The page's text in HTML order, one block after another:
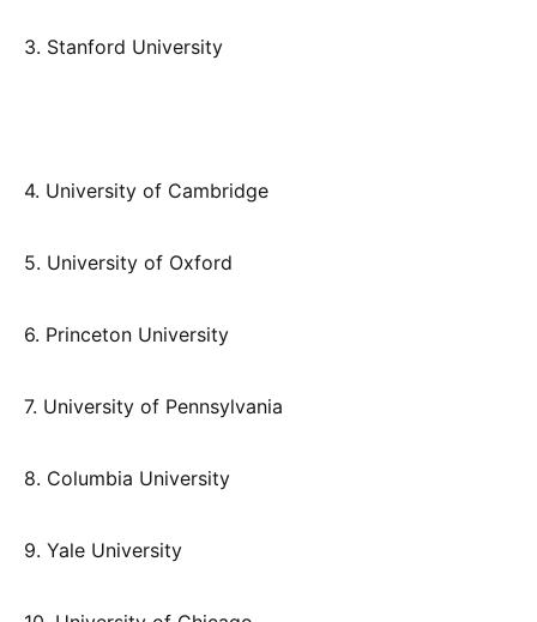
3. Stanford University
4. University of Cambridge
5. University of Oxford
6. Princeton University
7. University of Pennsylvania
8. Columbia University
9. Yale University